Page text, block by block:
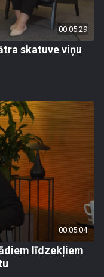
00:05:29
skatuve viņu
00:05:04
līdzekļiem